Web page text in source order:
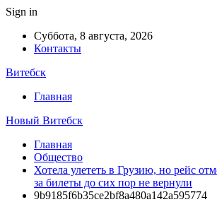
Sign in
Суббота, 8 августа, 2026
Контакты
Витебск
Главная
Новый Витебск
Главная
Общество
Хотела улететь в Грузию, но рейс
за билеты до сих пор не вернули
9b9185f6b35ce2bf8a480a142a595774